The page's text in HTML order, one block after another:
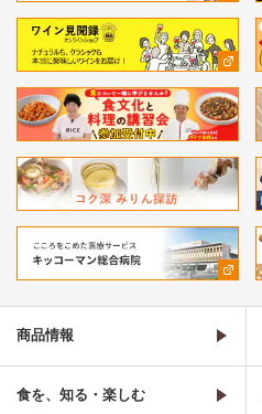
商品情報
食を、知る・楽しむ